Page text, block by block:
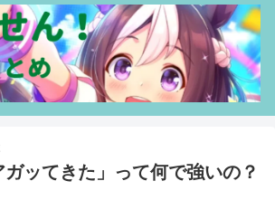
ガッてきた」って何で強いの？